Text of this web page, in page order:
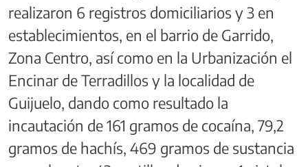
realizaron 6 registros domiciliarios y 3 en
establecimientos, en el barrio de Garrido,
Zona Centro, así como en la Urbanización el
Encinar de Terradillos y la localidad de
Guijuelo, dando como resultado la
incautación de 161 gramos de cocaína, 79,2
gramos de hachís, 469 gramos de sustancia